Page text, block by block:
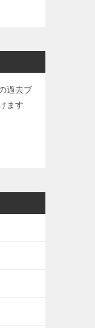
過去ブ
ます